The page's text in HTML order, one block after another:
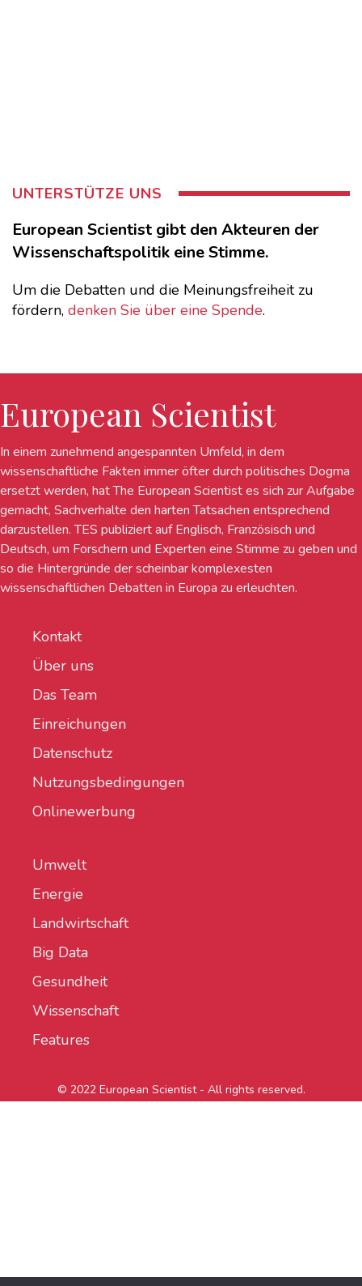
UNTERSTÜTZE UNS
European Scientist gibt den Akteuren der
Wissenschaftspolitik eine Stimme.
Um die Debatten und die Meinungsfreiheit zu
fördern, denken Sie über eine Spende.
European Scientist
In einem zunehmend angespannten Umfeld, in dem
wissenschaftliche Fakten immer öfter durch politisches Dogma
ersetzt werden, hat The European Scientist es sich zur Aufgabe
gemacht, Sachverhalte den harten Tatsachen entsprechend
darzustellen. TES publiziert auf Englisch, Französisch und
Deutsch, um Forschern und Experten eine Stimme zu geben und
so die Hintergründe der scheinbar komplexesten
wissenschaftlichen Debatten in Europa zu erleuchten.
Kontakt
Über uns
Das Team
Einreichungen
Datenschutz
Nutzungsbedingungen
Onlinewerbung
Umwelt
Energie
Landwirtschaft
Big Data
Gesundheit
Wissenschaft
Features
© 2022 European Scientist - All rights reserved.